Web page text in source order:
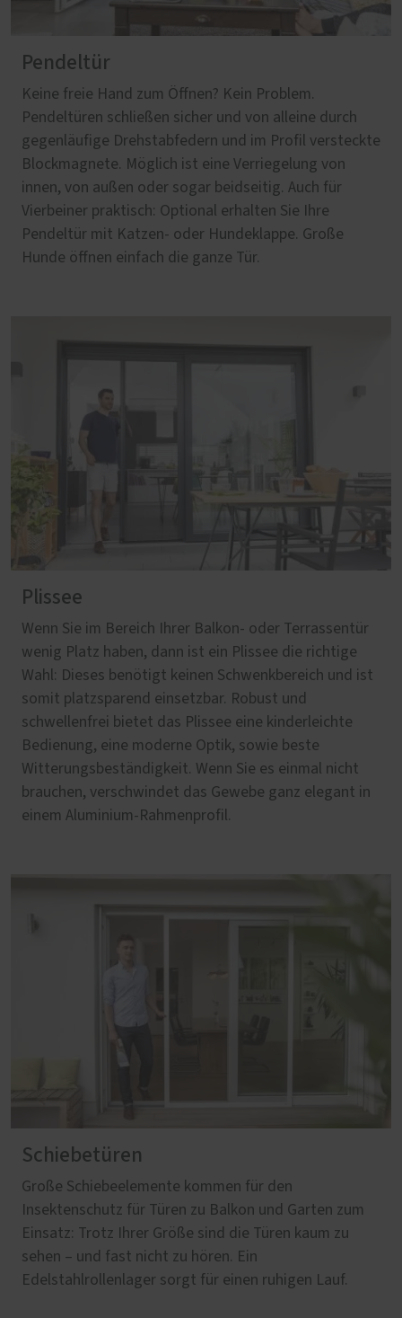
Pendeltür
Keine freie Hand zum Öffnen? Kein Problem.
Pendeltüren schließen sicher und von alleine durch
gegenläufige Drehstabfedern und im Profil versteckte
Blockmagnete. Möglich ist eine Verriegelung von
innen, von außen oder sogar beidseitig. Auch für
Vierbeiner praktisch: Optional erhalten Sie Ihre
Pendeltür mit Katzen- oder Hundeklappe. Große
Hunde öffnen einfach die ganze Tür.
Plissee
Wenn Sie im Bereich Ihrer Balkon- oder Terrassentür
wenig Platz haben, dann ist ein Plissee die richtige
Wahl: Dieses benötigt keinen Schwenkbereich und ist
somit platzsparend einsetzbar. Robust und
schwellenfrei bietet das Plissee eine kinderleichte
Bedienung, eine moderne Optik, sowie beste
Witterungsbeständigkeit. Wenn Sie es einmal nicht
brauchen, verschwindet das Gewebe ganz elegant in
einem Aluminium-Rahmenprofil.
Schiebetüren
Große Schiebeelemente kommen für den
Insektenschutz für Türen zu Balkon und Garten zum
Einsatz: Trotz Ihrer Größe sind die Türen kaum zu
sehen – und fast nicht zu hören. Ein
Edelstahlrollenlager sorgt für einen ruhigen Lauf.